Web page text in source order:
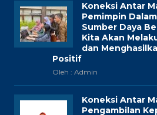
Koneksi Antar
Pemimpin
Sumber Daya
Kita Akan
dan
Positif
Oleh : Admin
Koneksi Antar
Pengambilan